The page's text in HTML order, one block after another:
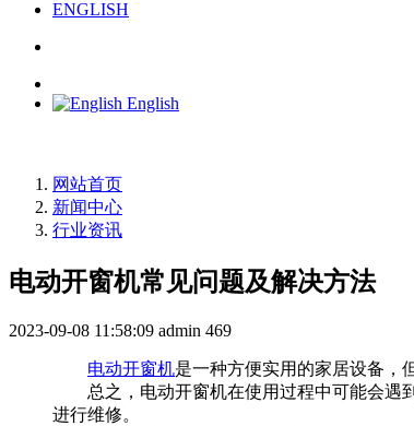
ENGLISH
English
网站首页
新闻中心
行业资讯
电动开窗机常见问题及解决方法
2023-09-08 11:58:09 admin 469
电动开窗机是一种方便实用的家居设备，
总之，电动开窗机在使用过程中可能会遇
进行维修。